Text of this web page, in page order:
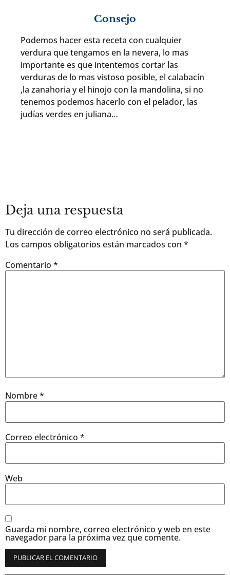
Consejo
Podemos hacer esta receta con cualquier
verdura que tengamos en la nevera, lo mas
importante es que intentemos cortar las
verduras de lo mas vistoso posible, el calabacín
,la zanahoria y el hinojo con la mandolina, si no
tenemos podemos hacerlo con el pelador, las
judías verdes en juliana…
Deja una respuesta
Tu dirección de correo electrónico no será publicada.
Los campos obligatorios están marcados con *
Comentario *
Nombre*
Correo electrónico *
Web
Guarda mi nombre, correo electrónico y web en este
navegador para la próxima vez que comente.